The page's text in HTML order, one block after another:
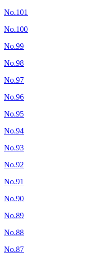
No.101
No.100
No.99
No.98
No.97
No.96
No.95
No.94
No.93
No.92
No.91
No.90
No.89
No.88
No.87